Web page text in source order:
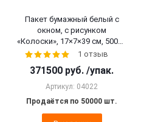
Пакет бумажный белый с
окном, с рисунком
«Колоски», 17×7×39 см, 50000
шт. 1 отзыв
371500 руб. /упак.
Артикул: 04022
Продаётся по 50000 шт.